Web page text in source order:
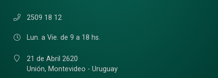
2509 18 12
Lun. a Vie. de 9 a 18 hs.
21 de Abril 2620
Unión, Montevideo - Uruguay